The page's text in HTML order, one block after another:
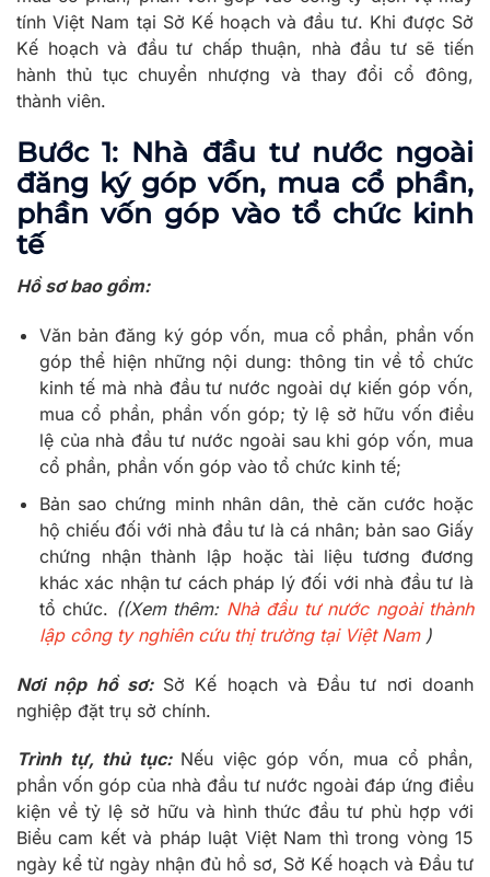
tính Việt Nam tại Sở Kế hoạch và đầu tư. Khi được Sở
Kế hoạch và đầu tư chấp thuận, nhà đầu tư sẽ tiến
hành thủ tục chuyển nhượng và thay đổi cổ đông,
thành viên.
Bước 1: Nhà đầu tư nước ngoài
đăng ký góp vốn, mua cổ phần,
phần vốn góp vào tổ chức kinh
tế
Hồ sơ bao gồm:
Văn bản đăng ký góp vốn, mua cổ phần, phần vốn
góp thể hiện những nội dung: thông tin về tổ chức
kinh tế mà nhà đầu tư nước ngoài dự kiến góp vốn,
mua cổ phần, phần vốn góp; tỷ lệ sở hữu vốn điều
lệ của nhà đầu tư nước ngoài sau khi góp vốn, mua
cổ phần, phần vốn góp vào tổ chức kinh tế;
Bản sao chứng minh nhân dân, thẻ căn cước hoặc
hộ chiếu đối với nhà đầu tư là cá nhân; bản sao Giấy
chứng nhận thành lập hoặc tài liệu tương đương
khác xác nhận tư cách pháp lý đối với nhà đầu tư là
tổ chức. ((Xem thêm: Nhà đầu tư nước ngoài thành
lập công ty nghiên cứu thị trường tại Việt Nam)
Nơi nộp hồ sơ:Sở Kế hoạch và Đầu tư nơi doanh
nghiệp đặt trụ sở chính.
Trình tự, thủ tục:Nếu việc góp vốn, mua cổ phần,
phần vốn góp của nhà đầu tư nước ngoài đáp ứng điều
kiện về tỷ lệ sở hữu và hình thức đầu tư phù hợp với
Biểu cam kết và pháp luật Việt Nam thì trong vòng 15
ngày kể từ ngày nhận đủ hồ sơ, Sở Kế hoạch và Đầu tư